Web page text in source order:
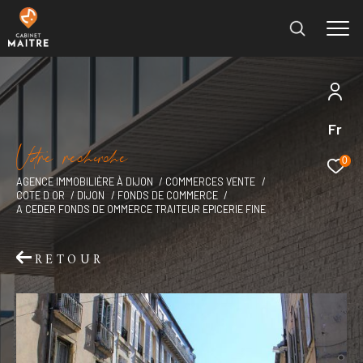
Fr
0
Vore recece
AGENCE IMMOBILIÈRE À DIJON
COMMERCES VENTE
COTE D OR
DIJON
FONDS DE COMMERCE
A CEDER FONDS DE OMMERCE TRAITEUR EPICERIE FINE
RETOUR
Effectuer une recherche
et trouver le bien qui correspond à vos critères
Type
d'offre
Type
de
bien
Type de bien
Ville